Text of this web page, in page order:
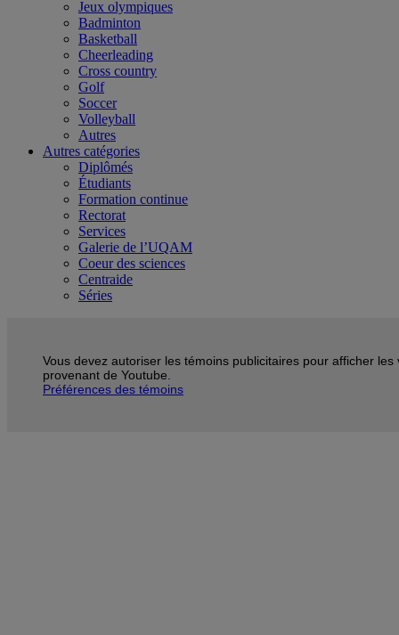
Jeux olympiques
Badminton
Basketball
Cheerleading
Cross country
Golf
Soccer
Volleyball
Autres
Autres catégories
Diplômés
Étudiants
Formation continue
Rectorat
Services
Galerie de l’UQAM
Coeur des sciences
Centraide
Séries
Vous devez autoriser les témoins publicitaires pour afficher les
provenant de Youtube.
Préférences des témoins